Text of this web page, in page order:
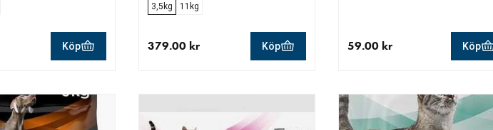
Köp
3,5kg 11kg
379.00 kr Köp 59.00 kr Köp